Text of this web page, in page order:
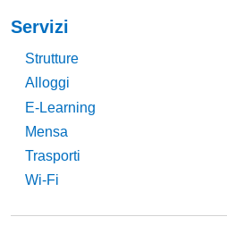
Servizi
Strutture
Alloggi
E-Learning
Mensa
Trasporti
Wi-Fi